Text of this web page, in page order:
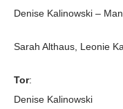
Denise Kalinowski –
Sarah Althaus, Leonie
Tor:
Denise Kalinowski